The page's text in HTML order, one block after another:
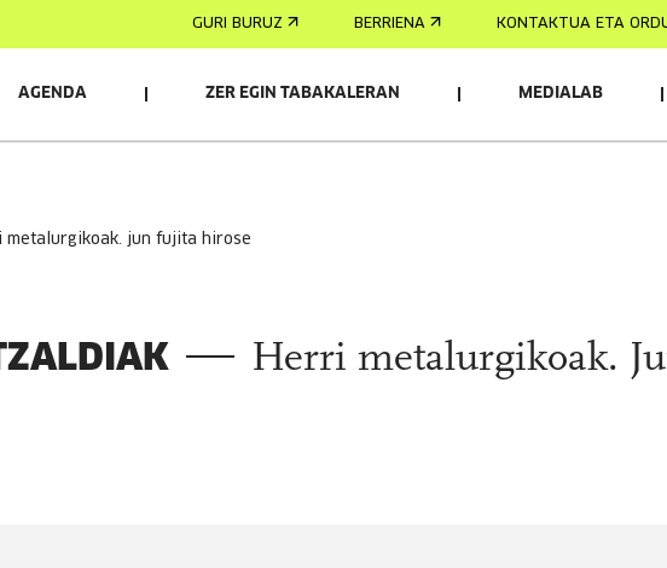
GURI BURUZ BERRIENA KONTAKTUA ETA
AGENDA ZER EGIN TABAKALERAN MEDIALAB
metalurgikoak. jun fujita hirose
Herri metalurgikoak.